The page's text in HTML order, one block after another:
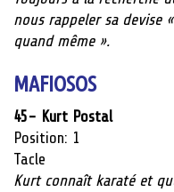
nous rappeler sa devise
quand même ».
MAFIOSOS
45- Kurt Postal
Position: 1
Tacle
Kurt connaît karaté et